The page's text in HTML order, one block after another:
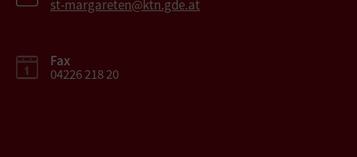
st-margareten@ktn.gde.at
Fax
04226 218 20